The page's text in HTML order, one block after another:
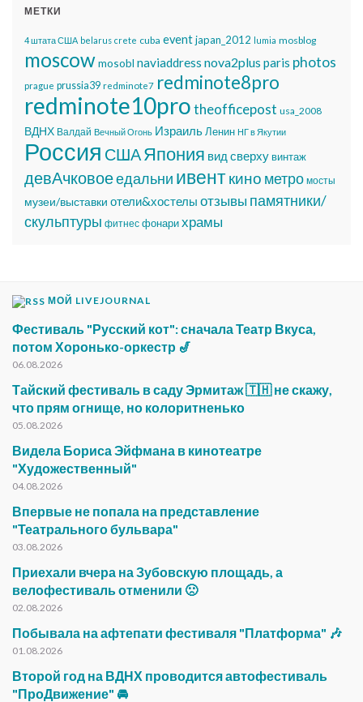
МЕТКИ
4 штата США belarus crete cuba eventjapan_2012 lumia mosblog
moscowmosobl naviaddress nova2plus paris photos
prague prussia39 redminote7 redminote8pro
redminote10protheofficepost usa_2008
ВДНХ Валдай Вечный Огонь Израиль Ленин НГ в Якутии
Россия СШАЯпония вид сверху винтаж
девАчковоеедальни ивенткино метро мосты
музеи/выставки отели&хостелы отзывы памятники/
скульптуры фитнес фонарихрамы
МОЙ LIVEJOURNAL
Фестиваль "Русский кот": сначала Театр Вкуса,
потом Хоронько-оркестр 🎷
06.08.2026
Тайский фестиваль в саду Эрмитаж 🇹🇭 не скажу,
что прям огнище, но колоритненько
05.08.2026
Видела Бориса Эйфмана в кинотеатре
"Художественный"
04.08.2026
Впервые не попала на представление
"Театрального бульвара"
03.08.2026
Приехали вчера на Зубовскую площадь, а
велофестиваль отменили 🙁
02.08.2026
Побывала на афтепати фестиваля "Платформа" 🎶
01.08.2026
Второй год на ВДНХ проводится автофестиваль
"ПроДвижение" 🚘